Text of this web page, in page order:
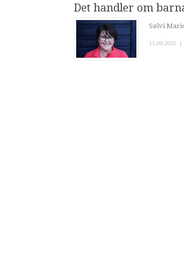
Det handler om
Sølvi
11.09.2023 |